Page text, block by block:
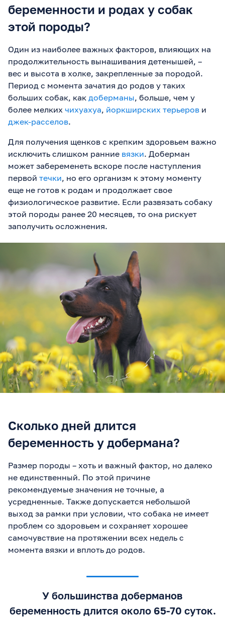
беременности и родах у собак
этой породы?
Один из наиболее важных факторов, влияющих на
продолжительность вынашивания детенышей, –
вес и высота в холке, закрепленные за породой.
Период с момента зачатия до родов у таких
больших собак, как доберманы, больше, чем у
более мелких чихуахуа, йоркширских терьеров и
джек-расселов.
Для получения щенков с крепким здоровьем важно
исключить слишком ранние вязки. Доберман
может забеременеть вскоре после наступления
первой течки, но его организм к этому моменту
еще не готов к родам и продолжает свое
физиологическое развитие. Если развязать собаку
этой породы ранее 20 месяцев, то она рискует
заполучить осложнения.
Сколько дней длится
беременность у добермана?
Размер породы – хоть и важный фактор, но далеко
не единственный. По этой причине
рекомендуемые значения не точные, а
усредненные. Также допускается небольшой
выход за рамки при условии, что собака не имеет
проблем со здоровьем и сохраняет хорошее
самочувствие на протяжении всех недель с
момента вязки и вплоть до родов.
У большинства доберманов
беременность длится около 65-70 суток.